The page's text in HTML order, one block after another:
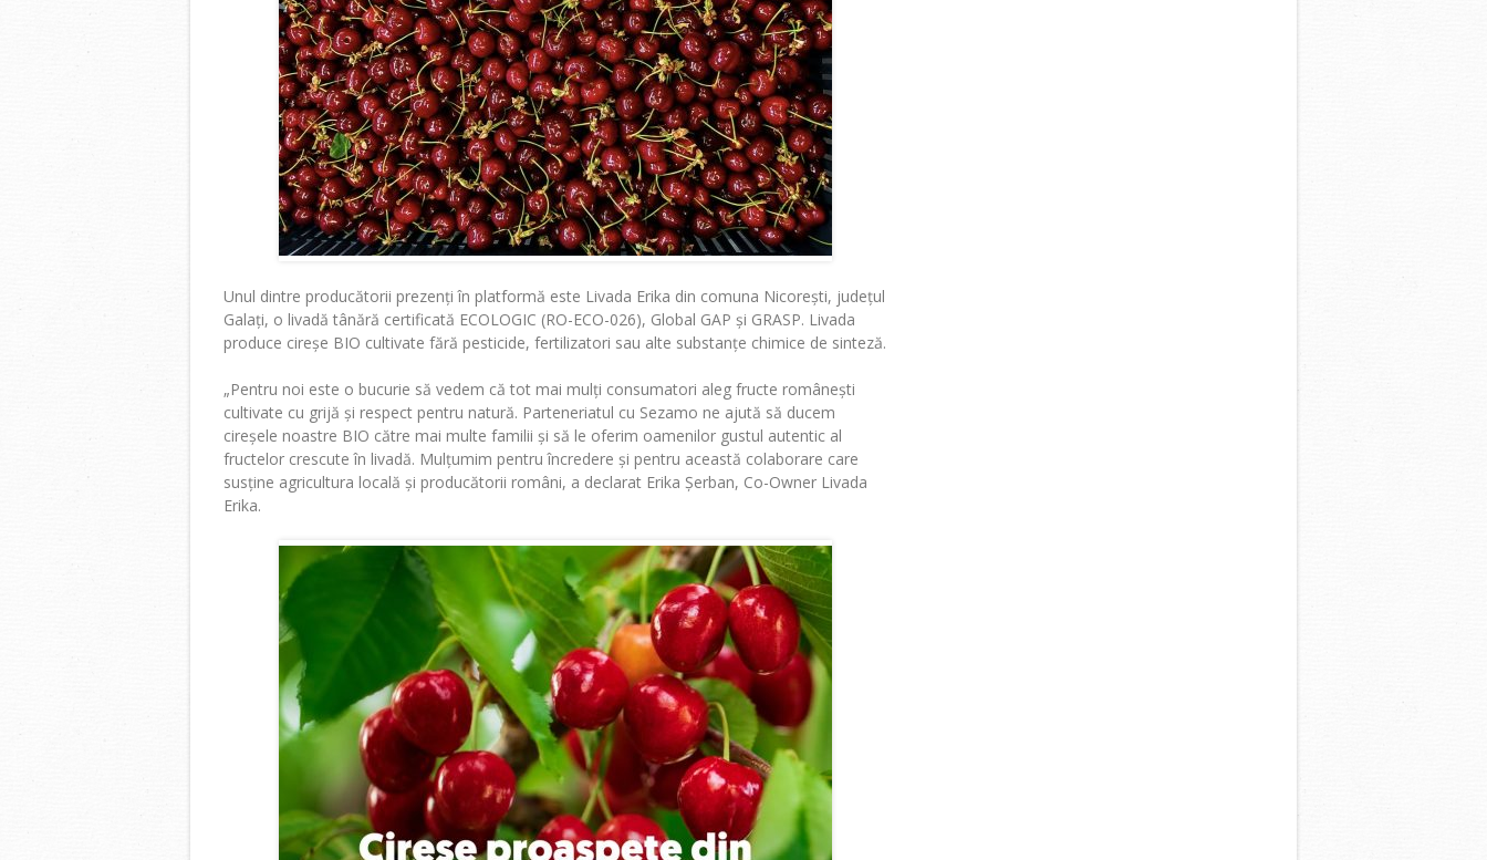
Unul dintre producătorii prezenți în platformă este Livada Erika din comuna Nicorești, județul
Galați, o livadă tânără certificată ECOLOGIC (RO-ECO-026), Global GAP și GRASP. Livada
produce cireșe BIO cultivate fără pesticide, fertilizatori sau alte substanțe chimice de sinteză.
„Pentru noi este o bucurie să vedem că tot mai mulți consumatori aleg fructe românești
cultivate cu grijă și respect pentru natură. Parteneriatul cu Sezamo ne ajută să ducem
cireșele noastre BIO către mai multe familii și să le oferim oamenilor gustul autentic al
fructelor crescute în livadă. Mulțumim pentru încredere și pentru această colaborare care
susține agricultura locală și producătorii români, a declarat Erika Șerban, Co-Owner Livada
Erika.